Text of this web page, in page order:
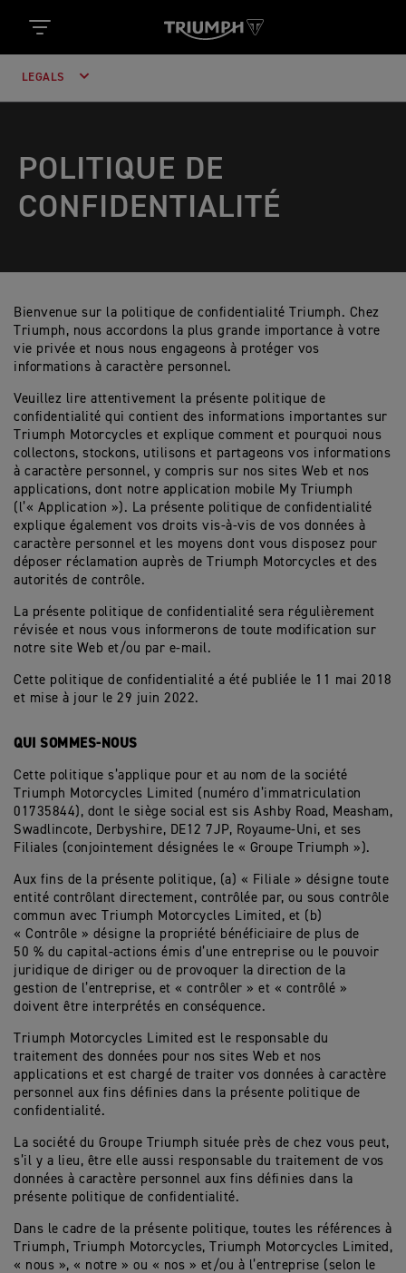
LEGALS
POLITIQUE DE
CONFIDENTIALITÉ
Bienvenue sur la politique de confidentialité Triumph. Chez
Triumph, nous accordons la plus grande importance à votre
vie privée et nous nous engageons à protéger vos
informations à caractère personnel.
Veuillez lire attentivement la présente politique de
confidentialité qui contient des informations importantes sur
Triumph Motorcycles et explique comment et pourquoi nous
collectons, stockons, utilisons et partageons vos informations
à caractère personnel, y compris sur nos sites Web et nos
applications, dont notre application mobile My Triumph
(l’« Application »). La présente politique de confidentialité
explique également vos droits vis-à-vis de vos données à
caractère personnel et les moyens dont vous disposez pour
déposer réclamation auprès de Triumph Motorcycles et des
autorités de contrôle.
La présente politique de confidentialité sera régulièrement
révisée et nous vous informerons de toute modification sur
notre site Web et/ou par e-mail.
Cette politique de confidentialité a été publiée le 11 mai 2018
et mise à jour le 29 juin 2022.
QUI SOMMES-NOUS
Cette politique s’applique pour et au nom de la société
Triumph Motorcycles Limited (numéro d’immatriculation
01735844), dont le siège social est sis Ashby Road, Measham,
Swadlincote, Derbyshire, DE12 7JP, Royaume-Uni, et ses
Filiales (conjointement désignées le « Groupe Triumph »).
Aux fins de la présente politique, (a) « Filiale » désigne toute
entité contrôlant directement, contrôlée par, ou sous contrôle
commun avec Triumph Motorcycles Limited, et (b)
« Contrôle » désigne la propriété bénéficiaire de plus de
50 % du capital-actions émis d’une entreprise ou le pouvoir
juridique de diriger ou de provoquer la direction de la
gestion de l’entreprise, et « contrôler » et « contrôlé »
doivent être interprétés en conséquence.
Triumph Motorcycles Limited est le responsable du
traitement des données pour nos sites Web et nos
applications et est chargé de traiter vos données à caractère
personnel aux fins définies dans la présente politique de
confidentialité.
La société du Groupe Triumph située près de chez vous peut,
s’il y a lieu, être elle aussi responsable du traitement de vos
données à caractère personnel aux fins définies dans la
présente politique de confidentialité.
Dans le cadre de la présente politique, toutes les références à
Triumph, Triumph Motorcycles, Triumph Motorcycles Limited,
« nous », « notre » ou « nos » et/ou à l’entreprise (selon le